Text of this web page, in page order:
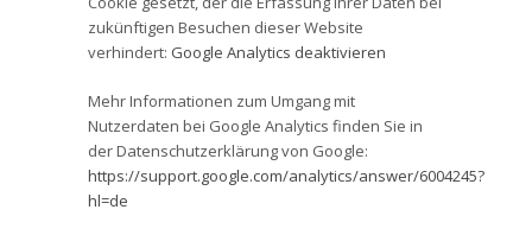
zukünftigen Besuchen dieser Website
verhindert: Google Analytics deaktivieren
Mehr Informationen zum Umgang mit
Nutzerdaten bei Google Analytics finden Sie in
der Datenschutzerklärung von Google:
https://support.google.com/analytics/answer/6004245?
hl=de